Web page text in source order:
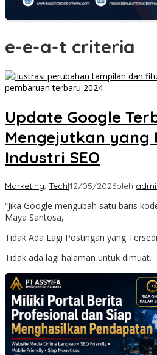
e-e-a-t criteria
Update Google
Mengejutkan yang
Industri SEO
Marketing, Tech|12/05/2026oleh
“Jika Google mengubah satu baris
Maya Santosa,
Tidak Ada Lagi Postingan yang
Tidak ada lagi halaman untuk dimuat.